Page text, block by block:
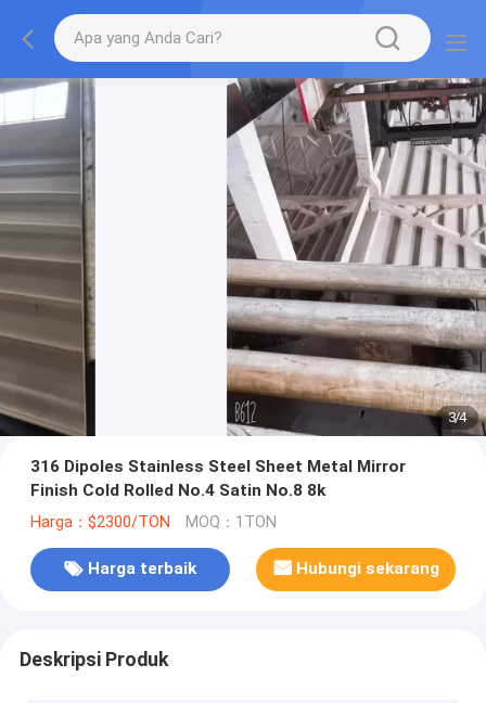
3/4
316 Dipoles Stainless Steel Sheet Metal Mirror
Finish Cold Rolled No.4 Satin No.8 8k
Harga：$2300/TON MOQ：1TON
Harga terbaik Hubungi sekarang
Deskripsi Produk